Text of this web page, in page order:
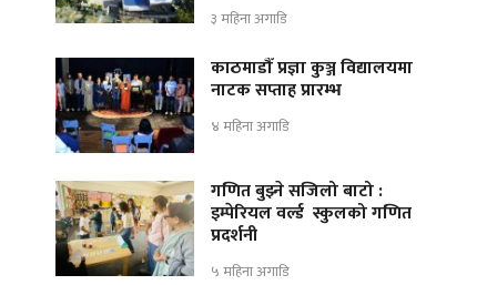
३ महिना अगाडि
काठमाडौँ प्रज्ञा कुञ्ज विद्यालयमा
नाटक सप्ताह प्रारम्भ
४ महिना अगाडि
गणित बुझ्ने सजिलो बाटो :
इम्पेरियल वर्ल्ड स्कुलको गणित
प्रदर्शनी
५ महिना अगाडि